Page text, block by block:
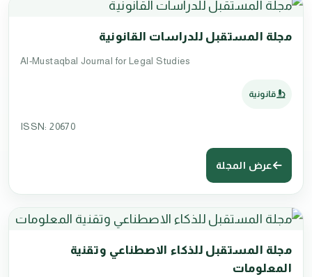
مجلة المستقبل للدراسات القانونية
Al-Mustaqbal Journal for Legal Studies
قانونية
ISSN: 20670
عرض المجلة
مجلة المستقبل للذكاء الاصطناعي وتقنية
المعلومات